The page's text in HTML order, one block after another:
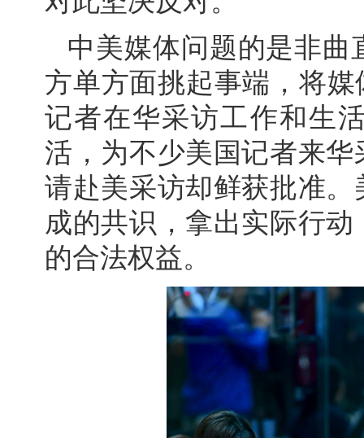
中美媒体问题的是非
方单方面挑起事端，将
记者在华采访工作和生
活，为不少美国记者来
请赴美采访却鲜获批准
成的共识，拿出实际行
的合法权益。